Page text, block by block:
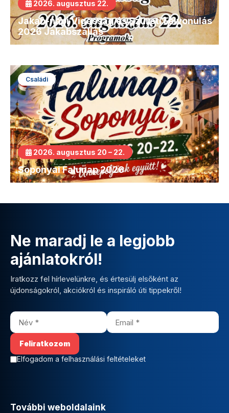
2026. augusztus 22.
Jakab-napi Vigasság és Szüreti Felvonulás
2026 Jakabszállás
Családi
2026. augusztus 20 – 22.
Soponyai Falunap 2026
Ne maradj le a legjobb
ajánlatokról!
Iratkozz fel hírlevelünkre, és értesülj elsőként az
újdonságokról, akciókról és inspiráló úti tippekről!
Elfogadom a felhasználási feltételeket
További weboldalaink